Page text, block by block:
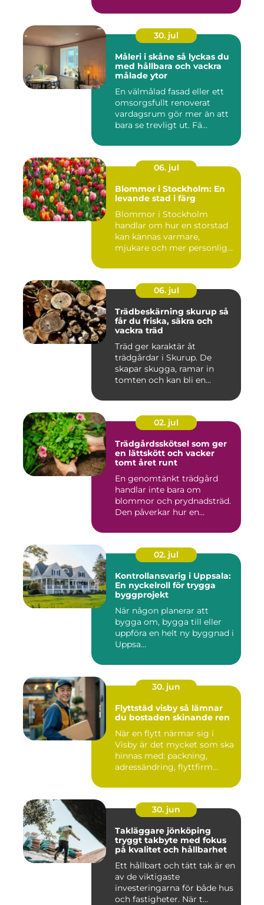
30. jul
Måleri i skåne så lyckas du
med hållbara och vackra
målade ytor
En välmålad fasad eller ett
omsorgsfullt renoverat
vardagsrum gör mer än att
bara se trevligt ut. Fä...
06. jul
Blommor i Stockholm: En
levande stad i färg
Blommor i Stockholm
handlar om hur en storstad
kan kännas varmare,
mjukare och mer personlig
06. jul
Trädbeskärning skurup så
får du friska, säkra och
vackra träd
Träd ger karaktär åt
trädgårdar i Skurup. De
skapar skugga, ramar in
tomten och kan bli en
02. jul
Trädgårdsskötsel som ger
en lättskött och vacker
tomt året runt
En genomtänkt trädgård
handlar inte bara om
blommor och prydnadsträd.
Den påverkar hur en
02. jul
Kontrollansvarig i Uppsala:
En nyckelroll för trygga
byggprojekt
När någon planerar att
bygga om, bygga till eller
uppföra en helt ny byggnad i
Uppsa...
30. jun
Flyttstäd visby så lämnar
du bostaden skinande ren
När en flytt närmar sig i
Visby är det mycket som ska
hinnas med: packning,
adressändring, flyttfirm...
30. jun
Takläggare jönköping
tryggt takbyte med fokus
på kvalitet och hållbarhet
Ett hållbart och tätt tak är en
av de viktigaste
investeringarna för både hus
och fastigheter. När t...